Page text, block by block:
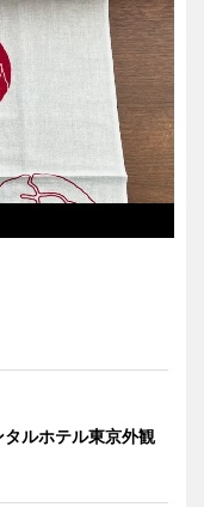
ルホテル東京外観